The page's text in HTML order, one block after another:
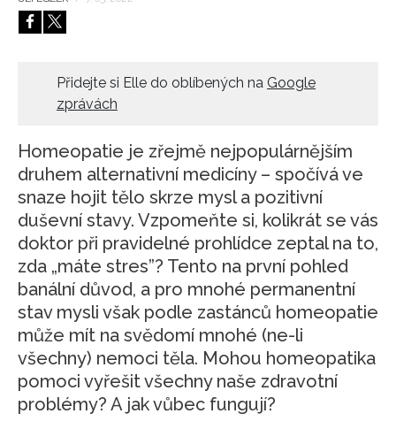
HOME
Přidejte si Elle do oblíbených na Google
zprávách
Homeopatie je zřejmě nejpopulárnějším
druhem alternativní medicíny – spočívá ve
snaze hojit tělo skrze mysl a pozitivní
duševní stavy. Vzpomeňte si, kolikrát se vás
doktor při pravidelné prohlídce zeptal na to,
zda „máte stres”? Tento na první pohled
banální důvod, a pro mnohé permanentní
stav mysli však podle zastánců homeopatie
může mít na svědomí mnohé (ne-li
všechny) nemoci těla. Mohou homeopatika
pomoci vyřešit všechny naše zdravotní
problémy? A jak vůbec fungují?